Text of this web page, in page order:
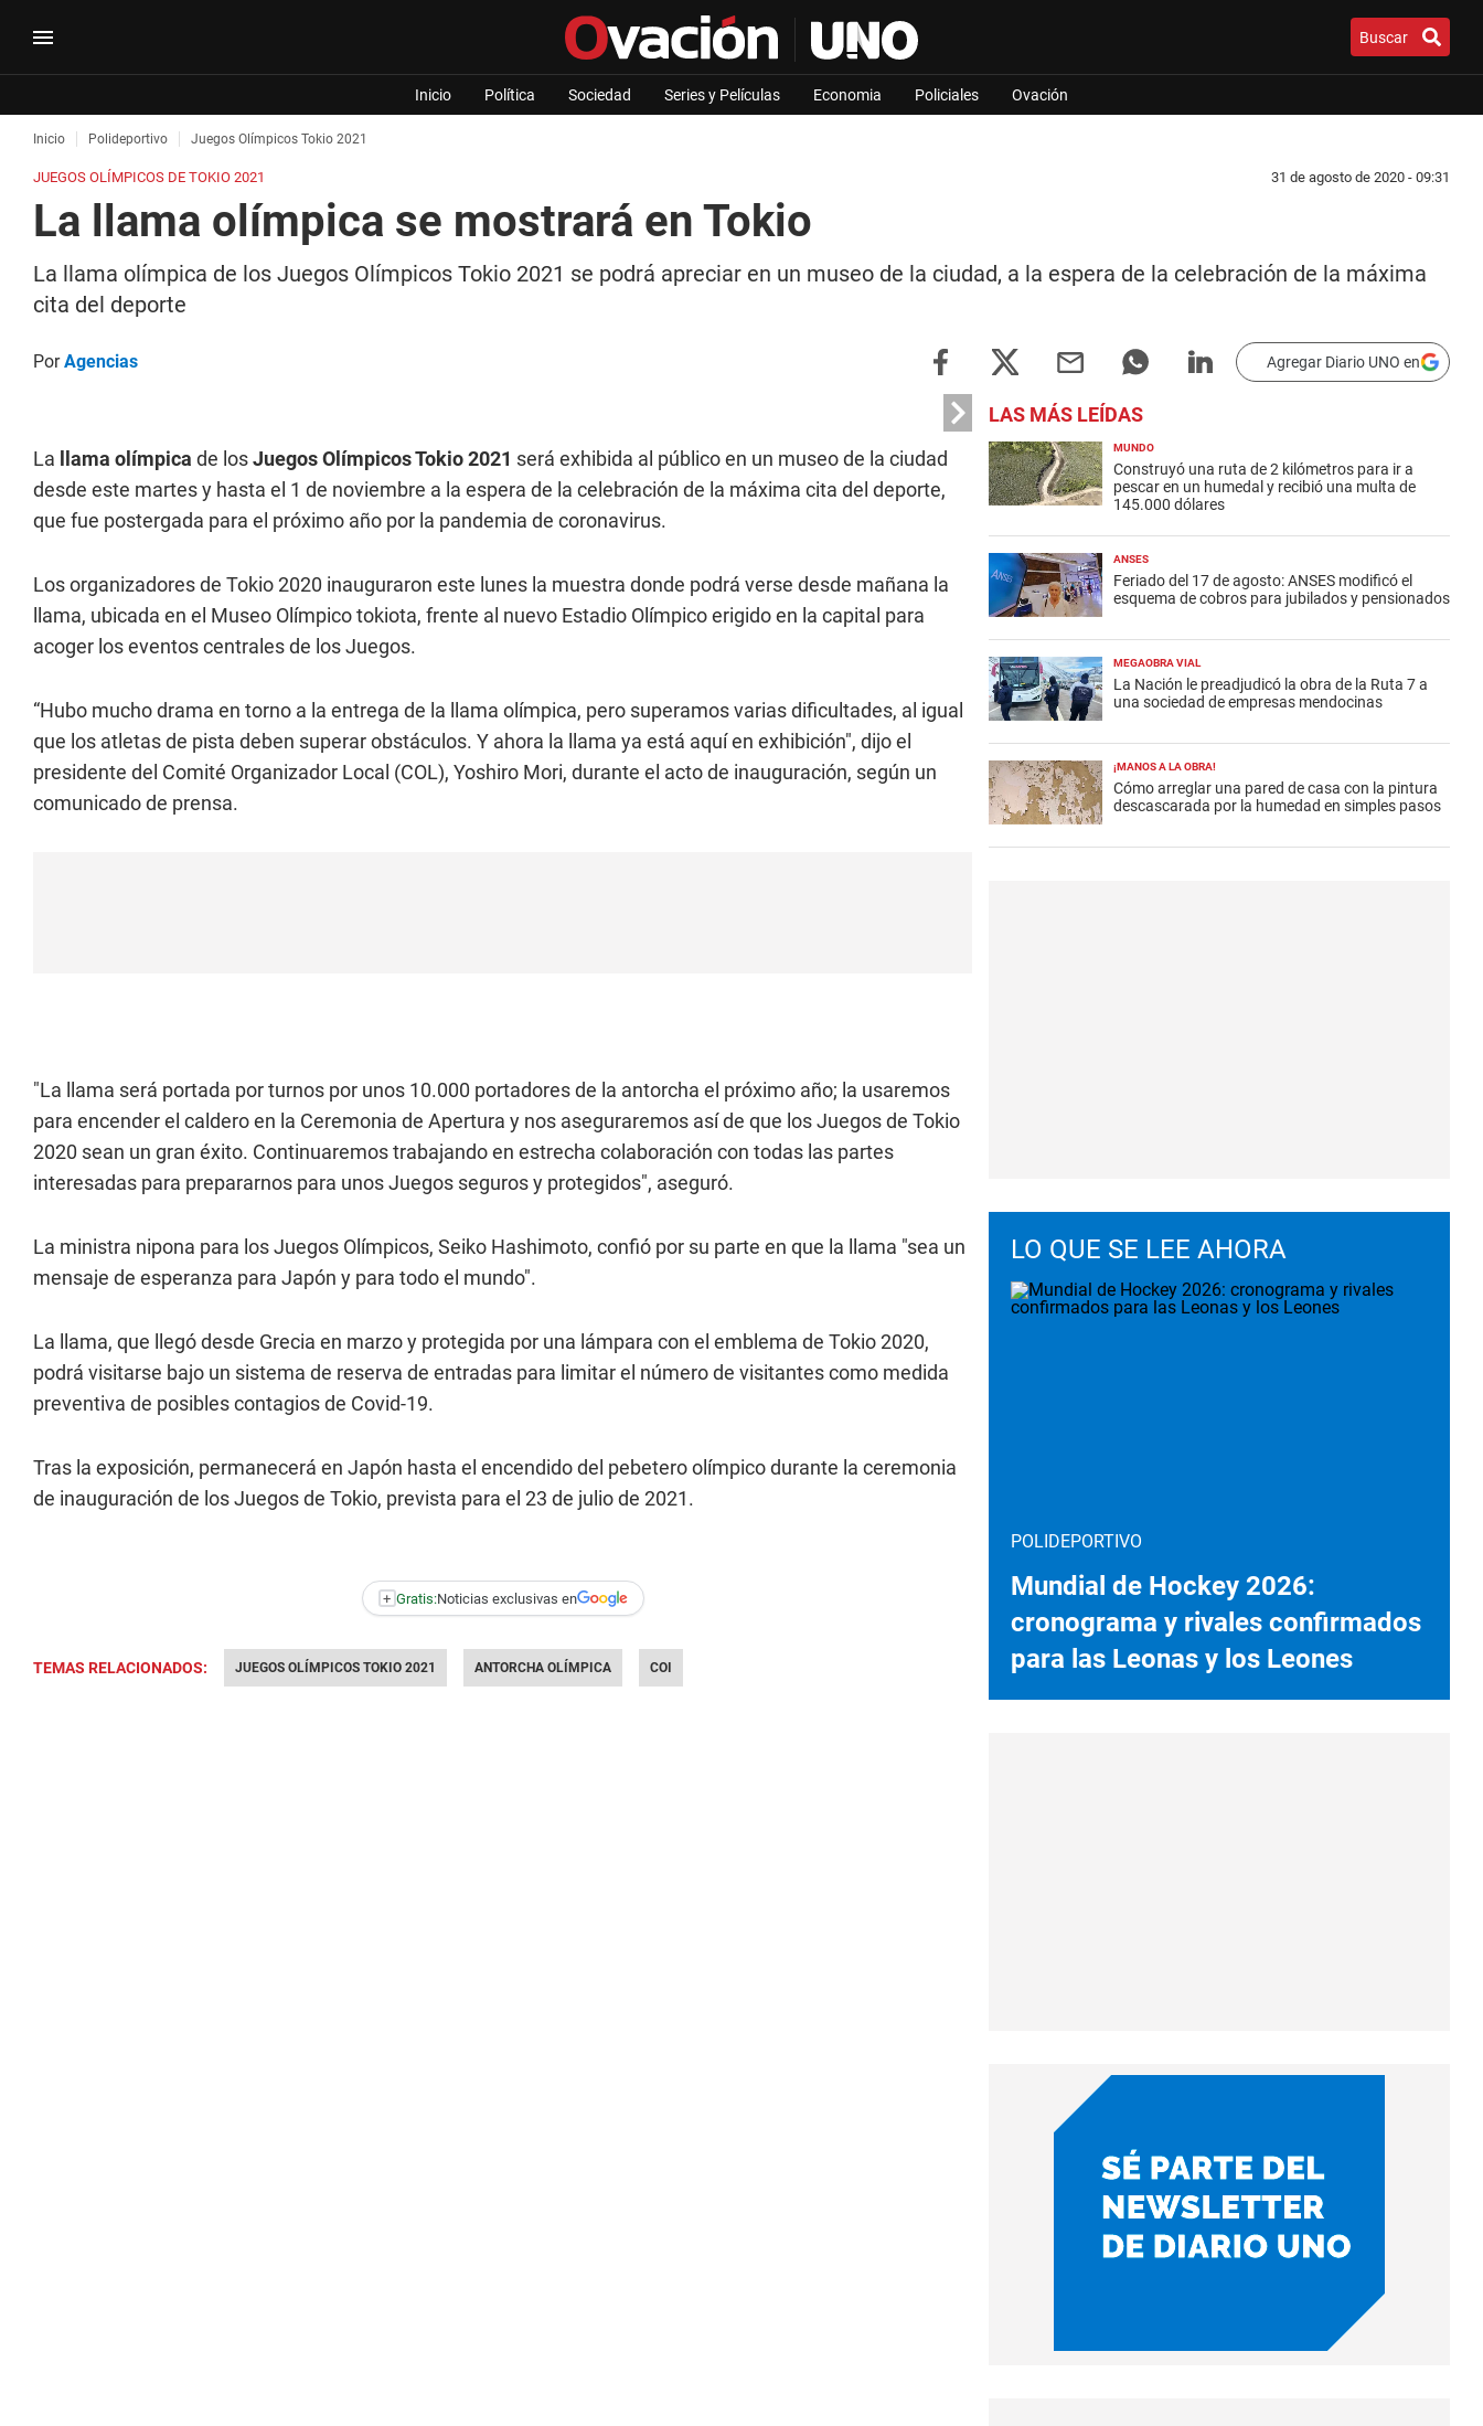
Buscar
Inicio Política Sociedad Series y Películas Economia Policiales Ovación
Inicio Polideportivo Juegos Olímpicos Tokio 2021
JUEGOS OLÍMPICOS DE TOKIO 2021 31 de agosto de 2020 - 09:31
La llama olímpica se mostrará en Tokio
La llama olímpica de los Juegos Olímpicos Tokio 2021 se podrá apreciar en un museo de la ciudad, a la espera de la celebración de la máxima
cita del deporte
PorAgencias Agregar Diario UNO en
La llama olímpica de losJuegos Olímpicos Tokio 2021 será exhibida al público en un museo de la ciudad
desde este martes y hasta el 1 de noviembre a la espera de la celebración de la máxima cita del deporte,
que fue postergada para el próximo año por la pandemia de coronavirus.
Los organizadores de Tokio 2020 inauguraron este lunes la muestra donde podrá verse desde mañana la
llama, ubicada en el Museo Olímpico tokiota, frente al nuevo Estadio Olímpico erigido en la capital para
acoger los eventos centrales de los Juegos.
“Hubo mucho drama en torno a la entrega de la llama olímpica, pero superamos varias dificultades, al igual
que los atletas de pista deben superar obstáculos. Y ahora la llama ya está aquí en exhibición", dijo el
presidente del Comité Organizador Local (COL), Yoshiro Mori, durante el acto de inauguración, según un
comunicado de prensa.
"La llama será portada por turnos por unos 10.000 portadores de la antorcha el próximo año; la usaremos
para encender el caldero en la Ceremonia de Apertura y nos aseguraremos así de que los Juegos de Tokio
2020 sean un gran éxito. Continuaremos trabajando en estrecha colaboración con todas las partes
interesadas para prepararnos para unos Juegos seguros y protegidos", aseguró.
La ministra nipona para los Juegos Olímpicos, Seiko Hashimoto, confió por su parte en que la llama "sea un
mensaje de esperanza para Japón y para todo el mundo".
La llama, que llegó desde Grecia en marzo y protegida por una lámpara con el emblema de Tokio 2020,
podrá visitarse bajo un sistema de reserva de entradas para limitar el número de visitantes como medida
preventiva de posibles contagios de Covid-19.
Tras la exposición, permanecerá en Japón hasta el encendido del pebetero olímpico durante la ceremonia
de inauguración de los Juegos de Tokio, prevista para el 23 de julio de 2021.
+ Gratis:Noticias exclusivas en
TEMAS RELACIONADOS: JUEGOS OLÍMPICOS TOKIO 2021 ANTORCHA OLÍMPICA COI
LAS MÁS LEÍDAS
MUNDO
Construyó una ruta de 2 kilómetros para ir a
pescar en un humedal y recibió una multa de
145.000 dólares
ANSES
Feriado del 17 de agosto: ANSES modificó el
esquema de cobros para jubilados y pensionados
MEGAOBRA VIAL
La Nación le preadjudicó la obra de la Ruta 7 a
una sociedad de empresas mendocinas
¡MANOS A LA OBRA!
Cómo arreglar una pared de casa con la pintura
descascarada por la humedad en simples pasos
LO QUE SE LEE AHORA
POLIDEPORTIVO
Mundial de Hockey 2026:
cronograma y rivales confirmados
para las Leonas y los Leones